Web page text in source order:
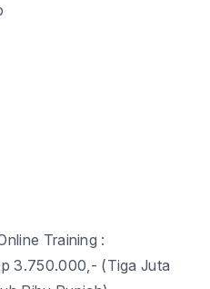
Training :
3.750.000,- (Tiga Juta